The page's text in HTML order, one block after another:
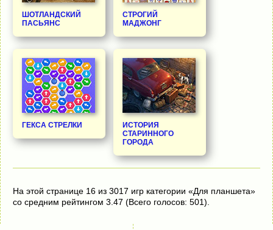
ШОТЛАНДСКИЙ
ПАСЬЯНС
СТРОГИЙ
МАДЖОНГ
ГЕКСА СТРЕЛКИ
ИСТОРИЯ
СТАРИННОГО
ГОРОДА
На этой странице 16 из 3017 игр категории «Для планшета»
со средним рейтингом 3.47 (Всего голосов: 501).